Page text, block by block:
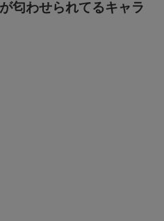
匂わせられてるキャラ